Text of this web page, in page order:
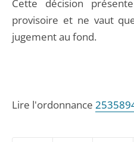
Cette décision
provisoire et ne vaut
jugement au fond.
Lire l'ordonnance